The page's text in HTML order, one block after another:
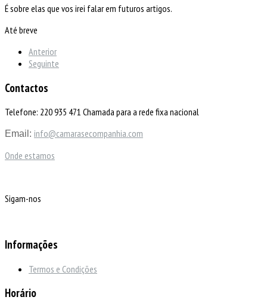
É sobre elas que vos irei falar em futuros artigos.
Até breve
Anterior
Seguinte
Contactos
Telefone: 220 935 471 Chamada para a rede fixa nacional
Email: info@camarasecompanhia.com
Onde estamos
Sigam-nos
Informações
Termos e Condições
Horário